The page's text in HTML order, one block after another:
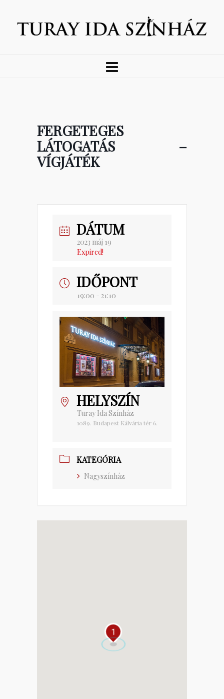
FERGETEGES
LÁTOGATÁS –
VÍGJÁTÉK
DÁTUM
2023 máj 19
Expired!
IDŐPONT
19:00 - 21:10
HELYSZÍN
Turay Ida Színház
1089. Budapest Kálvária tér 6.
KATEGÓRIA
Nagyszínház
1